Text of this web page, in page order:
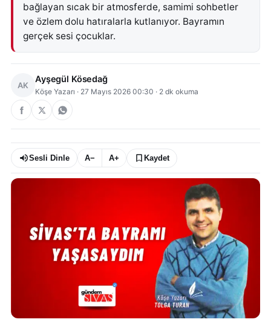
bağlayan sıcak bir atmosferde, samimi sohbetler
ve özlem dolu hatıralarla kutlanıyor. Bayramın
gerçek sesi çocuklar.
AK
Ayşegül Kösedağ
Köşe Yazarı · 27 Mayıs 2026 00:30 · 2 dk okuma
Sesli Dinle A− A+ Kaydet